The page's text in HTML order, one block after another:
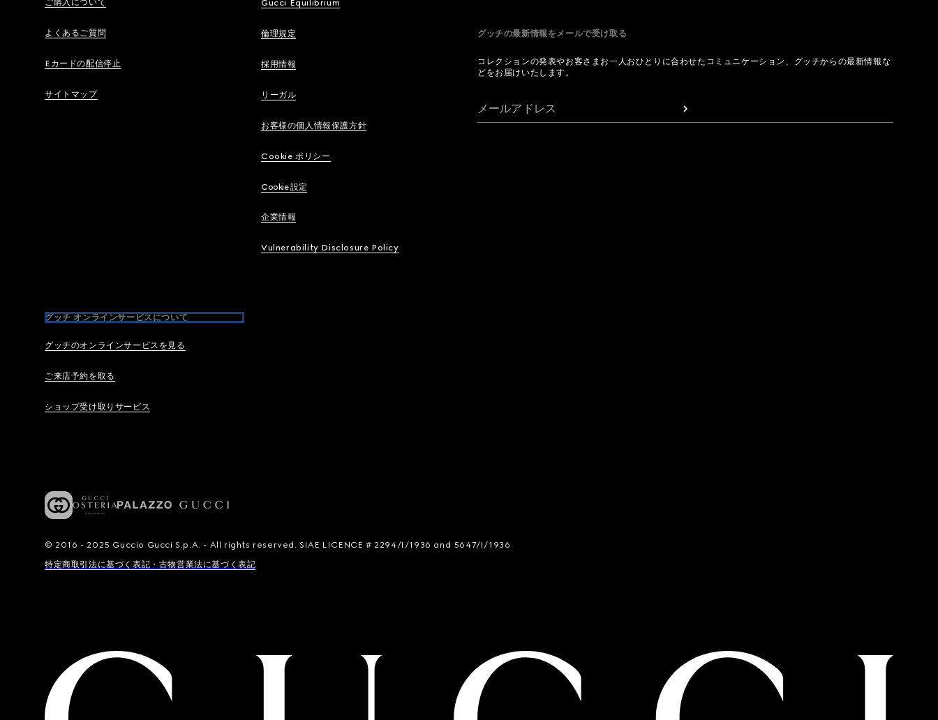
ご購入について
よくあるご質問
Eカードの配信停止
サイトマップ
Gucci Equilibrium
倫理規定
採用情報
リーガル
お客様の個人情報保護方針
Cookie ポリシー
Cookie 設定
企業情報
Vulnerability Disclosure Policy
グッチ オンラインサービスについて
グッチのオンラインサービスを見る
ご来店予約を取る
ショップ受け取りサービス
グッチの最新情報をメールで受け取る
コレクションの発表やお客さまお一人おひとりに合わせたコミュニケーション、グッチからの最新情報な
どをお届けいたします。
メールアドレス
© 2016 - 2025 Guccio Gucci S.p.A. - All rights reserved. SIAE LICENCE # 2294/I/1936 and 5647/I/1936
特定商取引法に基づく表記・古物営業法に基づく表記